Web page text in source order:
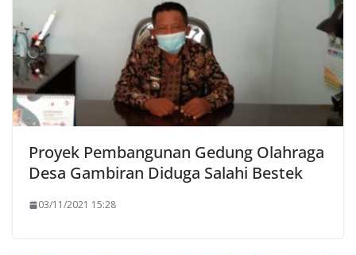
Proyek Pembangunan Gedung Olahraga
Desa Gambiran Diduga Salahi Bestek
03/11/2021 15:28